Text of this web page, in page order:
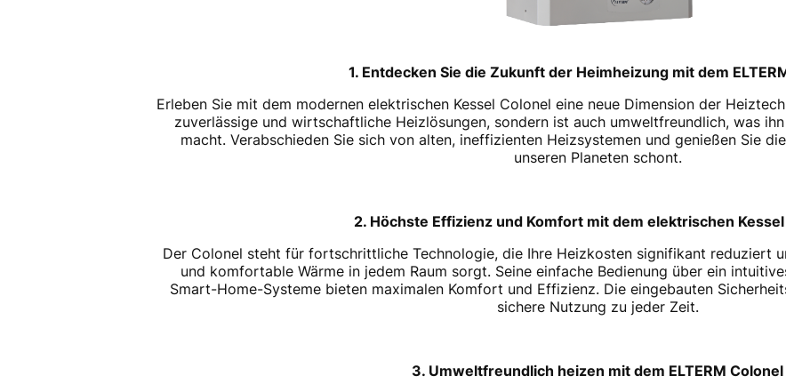
1. Entdecken Sie die Zukunft der Heimheizung mit dem
Erleben Sie mit dem modernen elektrischen Kessel Colonel eine neue Dimension der
zuverlässige und wirtschaftliche Heizlösungen, sondern ist auch umweltfreundlich, was
macht. Verabschieden Sie sich von alten, ineffizienten Heizsystemen und genießen Sie
unseren Planeten schont.
2. Höchste Effizienz und Komfort mit dem elektrischen
Der Colonel steht für fortschrittliche Technologie, die Ihre Heizkosten signifikant reduziert
und komfortable Wärme in jedem Raum sorgt. Seine einfache Bedienung über ein
Smart-Home-Systeme bieten maximalen Komfort und Effizienz. Die eingebauten
sichere Nutzung zu jeder Zeit.
3. Umweltfreundlich heizen mit dem ELTERM Colonel